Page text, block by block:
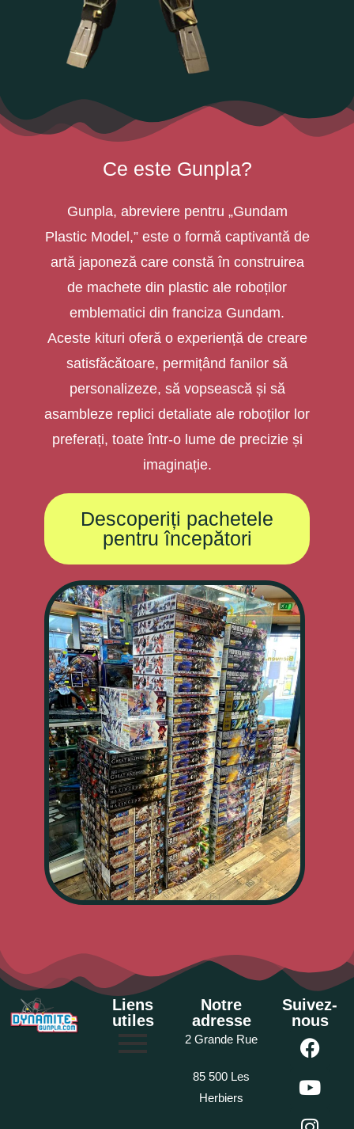
Ce este Gunpla?
Gunpla, abreviere pentru „Gundam
Plastic Model,” este o formă captivantă de
artă japoneză care constă în construirea
de machete din plastic ale roboților
emblematici din franciza Gundam.
Aceste kituri oferă o experiență de creare
satisfăcătoare, permițând fanilor să
personalizeze, să vopsească și să
asambleze replici detaliate ale roboților lor
preferați, toate într-o lume de precizie și
imaginație.
Descoperiți pachetele
pentru începători
Liens
utiles
Notre
adresse
2 Grande Rue
85 500 Les
Herbiers
Suivez-
nous